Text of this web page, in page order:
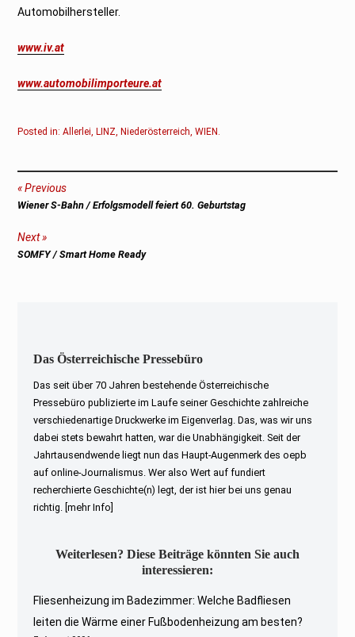
Automobilhersteller.
www.iv.at
www.automobilimporteure.at
Posted in:Allerlei,LINZ,Niederösterreich,WIEN.
Beitragsnavigation
Previous
Previous
Wiener S-Bahn / Erfolgsmodell feiert 60. Geburtstag
Next
Next
SOMFY / Smart Home Ready
Das Österreichische Pressebüro
Das seit über 70 Jahren bestehende Österreichische
Pressebüro publizierte im Laufe seiner Geschichte zahlreiche
verschiedenartige Druckwerke im Eigenverlag. Das, was wir uns
dabei stets bewahrt hatten, war die Unabhängigkeit. Seit der
Jahrtausendwende liegt nun das Haupt-Augenmerk des oepb
auf online-Journalismus. Wer also Wert auf fundiert
recherchierte Geschichte(n) legt, der ist hier bei uns genau
richtig.
[mehr Info]
Weiterlesen? Diese Beiträge könnten Sie auch
interessieren:
Fliesenheizung im Badezimmer: Welche Badfliesen
leiten die Wärme einer Fußbodenheizung am besten?